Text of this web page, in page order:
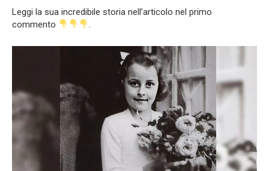
Leggi la sua incredibile storia nell’articolo nel primo
commento
.